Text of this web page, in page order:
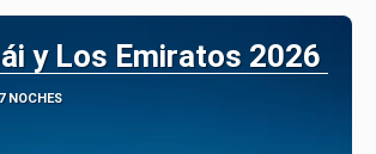
y Los Emiratos 2026
7 NOCHES